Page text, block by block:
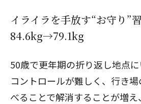
イライラを手放す“お守り”習
84.6kg→79.1kg
50歳で更年期の折り返し地点
コントロールが難しく、行き
べることで解消することが増